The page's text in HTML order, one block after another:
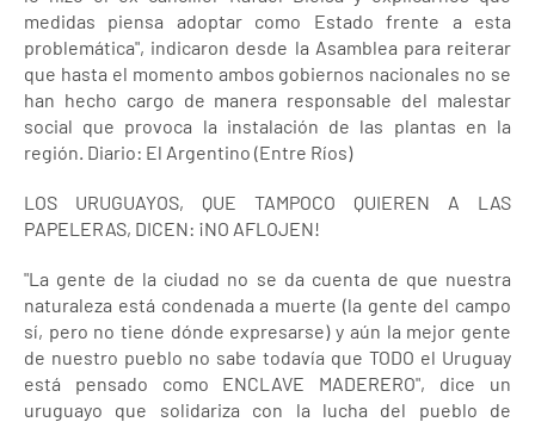
medidas piensa adoptar como Estado frente a esta
problemática", indicaron desde la Asamblea para reiterar
que hasta el momento ambos gobiernos nacionales no se
han hecho cargo de manera responsable del malestar
social que provoca la instalación de las plantas en la
región. Diario: El Argentino (Entre Ríos)
LOS URUGUAYOS, QUE TAMPOCO QUIEREN A LAS
PAPELERAS, DICEN: ¡NO AFLOJEN!
"La gente de la ciudad no se da cuenta de que nuestra
naturaleza está condenada a muerte (la gente del campo
sí, pero no tiene dónde expresarse) y aún la mejor gente
de nuestro pueblo no sabe todavía que TODO el Uruguay
está pensado como ENCLAVE MADERERO", dice un
uruguayo que solidariza con la lucha del pueblo de